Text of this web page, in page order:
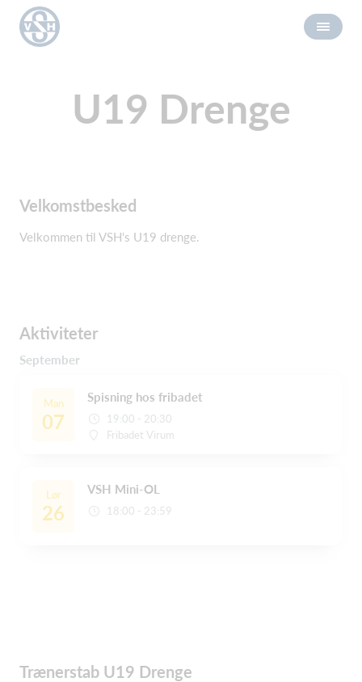
U19 Drenge
Velkomstbesked
Velkommen til VSH's U19 drenge.
Aktiviteter
September
Man
07
Spisning hos fribadet
19:00 - 20:30
Fribadet Virum
Lør
26
VSH Mini-OL
18:00 - 23:59
Trænerstab U19 Drenge